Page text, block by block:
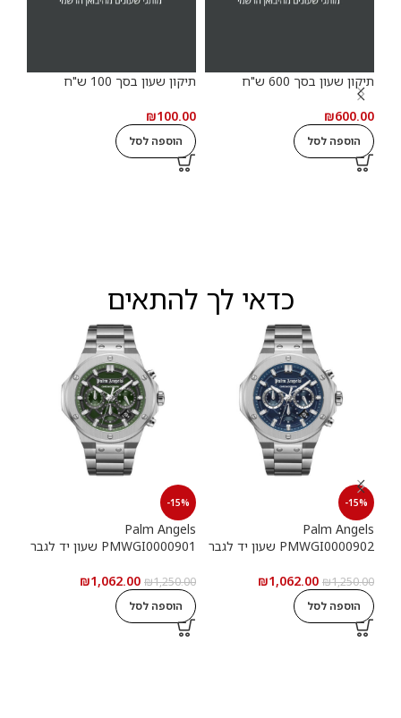
תיקון שעון בסך 600 ש"ח
₪600.00
הוספה לסל
תיקון שעון בסך 100 ש"ח
₪100.00
הוספה לסל
כדאי לך להתאים
-15%
Palm Angels
PMWGI0000902 שעון יד לגבר
₪1,250.00
₪1,062.00
הוספה לסל
-15%
Palm Angels
PMWGI0000901 שעון יד לגבר
₪1,250.00
₪1,062.00
הוספה לסל